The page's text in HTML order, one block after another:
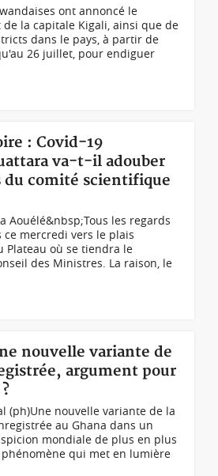
ont annoncé le
la capitale Kigali, ainsi que de
dans le pays, à partir de
26 juillet, pour endiguer
: Covid-19
va-t-il adouber
du comité scientifique
Aouélé&nbsp;Tous les regards
mercredi vers le plais
Plateau où se tiendra le
des Ministres. La raison, le
nouvelle variante de
argument pour
(ph)Une nouvelle variante de la
au Ghana dans un
mondiale de plus en plus
qui met en lumière